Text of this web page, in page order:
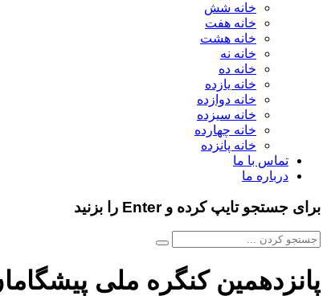
خانه شش
خانه هفت
خانه هشت
خانه نه
خانه ده
خانه یازده
خانه دوازده
خانه سیزده
خانه چهارده
خانه پانزده
تماس با ما
درباره ما
برای جستجو تایپ کرده و Enter را بزنید
پانزدهمین کنگره ملی